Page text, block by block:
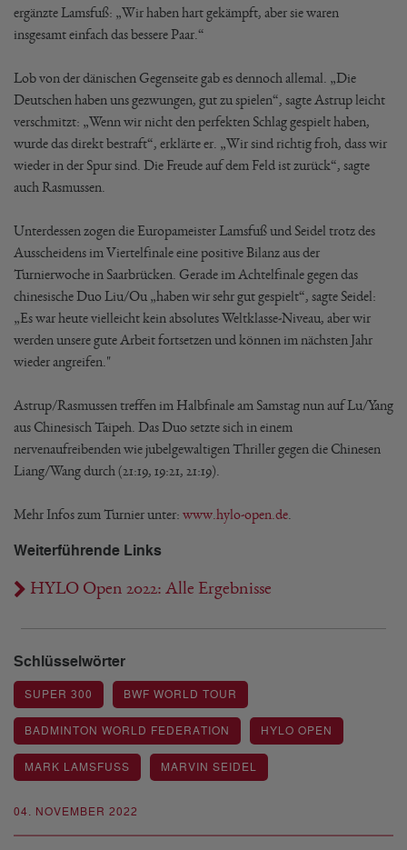
04. NOVEMBER 2022
ergänzte Lamsfuß: „Wir haben hart gekämpft, aber sie waren
insgesamt einfach das bessere Paar.“
Lob von der dänischen Gegenseite gab es dennoch allemal. „Die
Deutschen haben uns gezwungen, gut zu spielen“, sagte Astrup leicht
verschmitzt: „Wenn wir nicht den perfekten Schlag gespielt haben,
wurde das direkt bestraft“, erklärte er. „Wir sind richtig froh, dass wir
wieder in der Spur sind. Die Freude auf dem Feld ist zurück“, sagte
auch Rasmussen.
Unterdessen zogen die Europameister Lamsfuß und Seidel trotz des
Ausscheidens im Viertelfinale eine positive Bilanz aus der
Turnierwoche in Saarbrücken. Gerade im Achtelfinale gegen das
chinesische Duo Liu/Ou „haben wir sehr gut gespielt“, sagte Seidel:
„Es war heute vielleicht kein absolutes Weltklasse-Niveau, aber wir
werden unsere gute Arbeit fortsetzen und können im nächsten Jahr
wieder angreifen."
Astrup/Rasmussen treffen im Halbfinale am Samstag nun auf Lu/Yang
aus Chinesisch Taipeh. Das Duo setzte sich in einem
nervenaufreibenden wie jubelgewaltigen Thriller gegen die Chinesen
Liang/Wang durch (21:19, 19:21, 21:19).
Mehr Infos zum Turnier unter: www.hylo-open.de
Weiterführende Links
HYLO Open 2022: Alle Ergebnisse
Schlüsselwörter
SUPER 300 BWF WORLD TOUR
BADMINTON WORLD FEDERATION HYLO OPEN
MARK LAMSFUSS MARVIN SEIDEL